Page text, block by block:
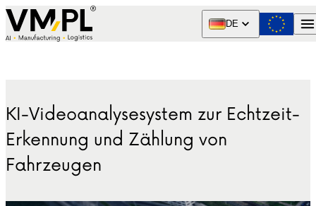
Skip to content
DE
KI-Videoanalysesystem zur Echtzeit-
Erkennung und Zählung von
Fahrzeugen